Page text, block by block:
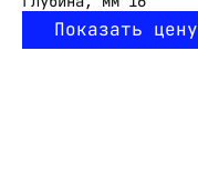
Показать цену